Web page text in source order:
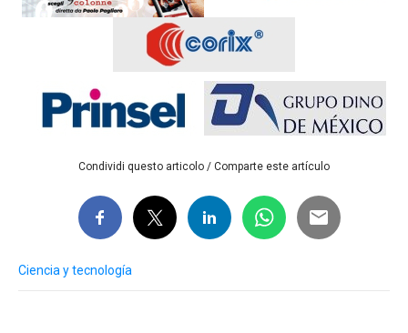
Condividi questo articolo / Comparte este artículo
Ciencia y tecnología